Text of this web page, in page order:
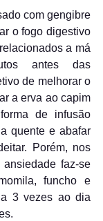
o fogo digestivo
a má
antes das
de melhorar o
a erva ao capim
de infusão
quente e abafar
Porém, nos
faz-se
funcho e
3 vezes ao dia